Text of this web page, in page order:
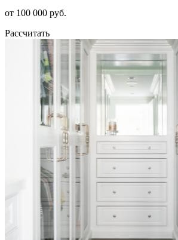
от 100 000 руб.
Рассчитать